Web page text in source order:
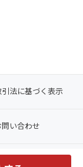
法に基づく表示
問い合わせ